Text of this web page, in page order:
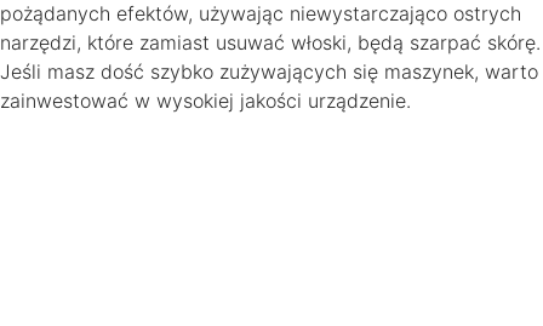
pożądanych efektów, używając niewystarczająco ostrych
narzędzi, które zamiast usuwać włoski, będą szarpać skórę.
Jeśli masz dość szybko zużywających się maszynek, warto
zainwestować w wysokiej jakości urządzenie.